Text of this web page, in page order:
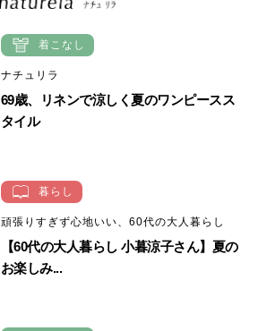
着こなし
ナチュリラ
69歳、リネンで涼しく夏のワンピースス
タイル
暮らし
頑張りすぎず心地いい、60代の大人暮らし
【60代の大人暮らし 小暮涼子さん】夏の
お楽しみ...